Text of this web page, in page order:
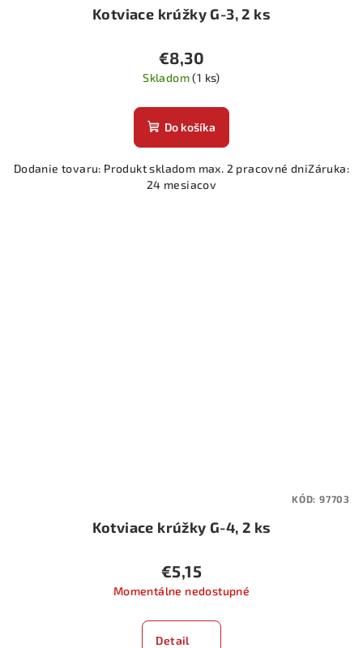
Kotviace krúžky G-3, 2 ks
€8,30
Skladom(1 ks)
Do košíka
Dodanie tovaru: Produkt skladom max. 2 pracovné dniZáruka:
24 mesiacov
Kotviace krúžky G-4, 2 ks
€5,15
Momentálne nedostupné
Detail
KÓD: 97703